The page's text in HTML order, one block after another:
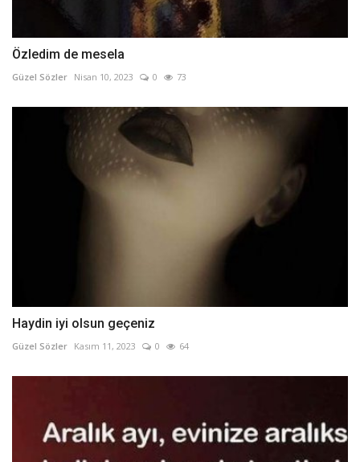
Özledim de mesela
Güzel Sözler Nisan 10, 2023 0 73
Haydin iyi olsun geçeniz
Güzel Sözler Kasım 11, 2023 0 64